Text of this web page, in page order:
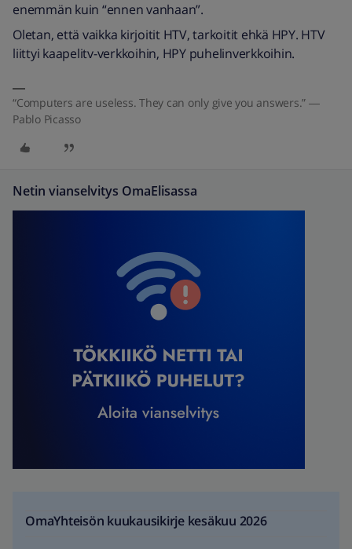
enemmän kuin “ennen vanhaan”.
Oletan, että vaikka kirjoitit HTV, tarkoitit ehkä HPY. HTV
liittyi kaapelitv-verkkoihin, HPY puhelinverkkoihin.
“Computers are useless. They can only give you answers.” ―
Pablo Picasso
Netin vianselvitys OmaElisassa
OmaYhteisön kuukausikirje kesäkuu 2026